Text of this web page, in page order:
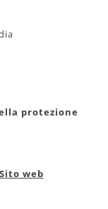
protezione
web